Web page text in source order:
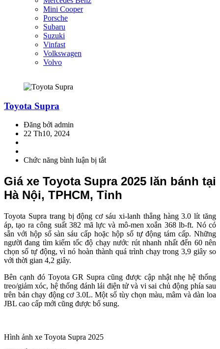
Mini Cooper
Porsche
Subaru
Suzuki
Vinfast
Volkswagen
Volvo
Toyota Supra
Đăng bởi admin
22 Th10, 2024
Chức năng bình luận bị tắtở
Supra
Giá xe Toyota Supra 2025 lăn bánh tại
Hà Nội, TPHCM, Tỉnh
Toyota Supra trang bị động cơ sáu xi-lanh thẳng hàng 3.0 lít tăng
áp, tạo ra công suất 382 mã lực và mô-men xoắn 368 lb-ft. Nó có
sẵn với hộp số sàn sáu cấp hoặc hộp số tự động tám cấp. Những
người đang tìm kiếm tốc độ chạy nước rút nhanh nhất đến 60 nên
chọn số tự động, vì nó hoàn thành quá trình chạy trong 3,9 giây so
với thời gian 4,2 giây.
Bên cạnh đó Toyota GR Supra cũng được cập nhật nhẹ hệ thống
treo/giảm xóc, hệ thống đánh lái điện tử và vi sai chủ động phía sau
trên bản chạy động cơ 3.0L. Một số tùy chọn màu, mâm và dàn loa
JBL cao cấp mới cũng được bổ sung.
Hình ảnh xe Toyota Supra 2025